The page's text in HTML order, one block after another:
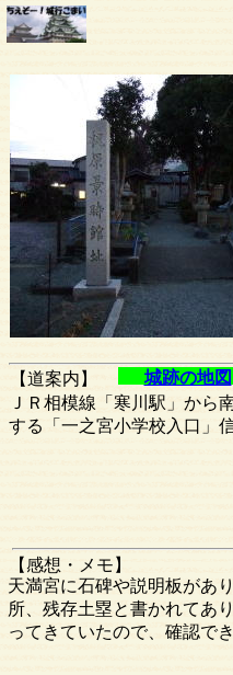
ＪＲ相模線「寒川駅」から
する「一之宮小学校入口」
【道案内】 城跡の地図
【感想・メモ】
天満宮に石碑や説明板があ
所、残存土塁と書かれてあ
ってきていたので、確認で